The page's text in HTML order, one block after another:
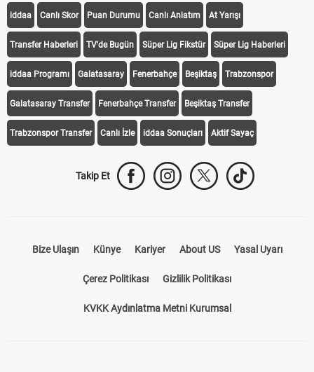
iddaa Canlı Skor Puan Durumu Canlı Anlatım At Yarışı
Transfer Haberleri TV'de Bugün Süper Lig Fikstür Süper Lig Haberleri
iddaa Programı Galatasaray Fenerbahçe Beşiktaş Trabzonspor
Galatasaray Transfer Fenerbahçe Transfer Beşiktaş Transfer
Trabzonspor Transfer Canlı İzle iddaa Sonuçları Aktif Sayaç
Takip Et
Bize Ulaşın Künye Kariyer About US Yasal Uyarı
Çerez Politikası Gizlilik Politikası
KVKK Aydınlatma Metni Kurumsal